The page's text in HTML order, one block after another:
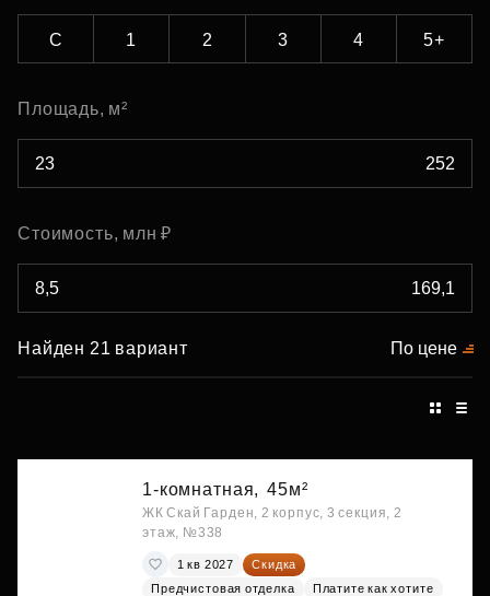
С 1 2 3 4 5+
Площадь, м²
Стоимость, млн ₽
Найден 21 вариант По цене
1-комнатная, 45м²
ЖК Скай Гарден, 2 корпус, 3 секция, 2
этаж, №338
1 кв 2027
Скидка
Предчистовая отделка
Платите как хотите